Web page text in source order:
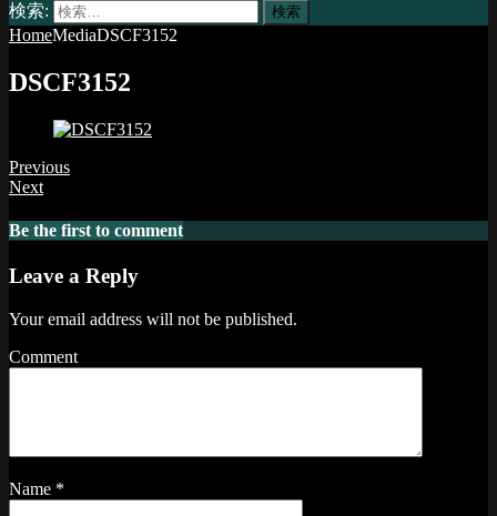
検索:
HomeMediaDSCF3152
DSCF3152
Previous
Next
Be the first to comment
Leave a Reply
Your email address will not be published.
Comment
Name *